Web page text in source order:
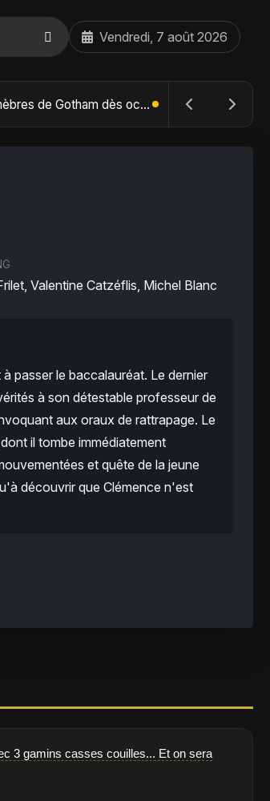
Vendredi, 7 août 2026
The Batman : Part II – Robert Pattinson replonge dans les ténèbres de Gotham dès octobre 2027
Valentine Catzéflis, Michel Blanc
passer le baccalauréat. Le dernier
à son détestable professeur de
aux oraux de rattrapage. Le
il tombe immédiatement
et quête de la jeune
découvrir que Clémence n'est
3 gamins casses couilles... Et on sera